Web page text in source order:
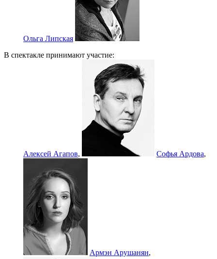
Ольга Липская
В спектакле принимают участие:
Алексей Агапов, Софья Ардова,
Армэн Арушанян,